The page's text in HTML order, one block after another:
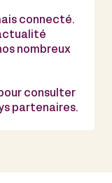
connecté.
nombreux
consulter
partenaires.